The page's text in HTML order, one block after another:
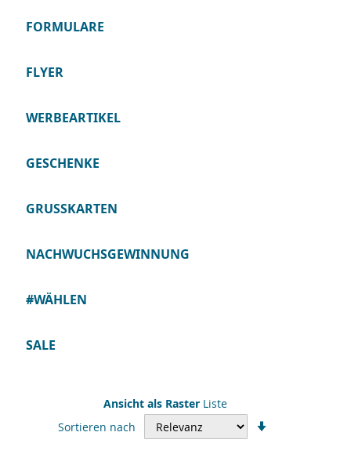
Ansicht als Raster Liste
Sortieren nach
FORMULARE
FLYER
WERBEARTIKEL
GESCHENKE
GRUSSKARTEN
NACHWUCHSGEWINNUNG
#WÄHLEN
SALE